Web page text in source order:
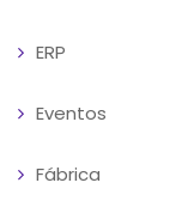
ERP
Eventos
Fábrica